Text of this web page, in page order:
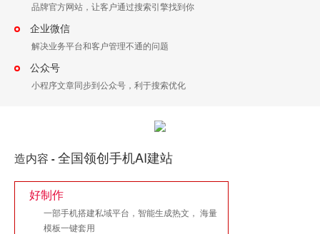
品牌官方网站，让客户通过搜索引擎找到你
企业微信
解决业务平台和客户管理不通的问题
公众号
小程序文章同步到公众号，利于搜索优化
造内容 - 全国领创手机AI建站
好制作
一部手机搭建私域平台，智能生成热文， 海量
模板一键套用